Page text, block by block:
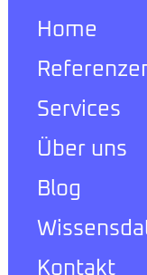
Home
Services
Über uns
Blog
Kontakt